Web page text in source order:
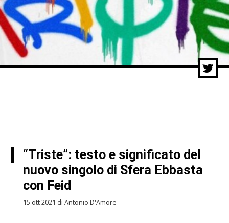
“Triste”: testo e significato del
nuovo singolo di Sfera Ebbasta
con Feid
15 ott 2021 di Antonio D'Amore